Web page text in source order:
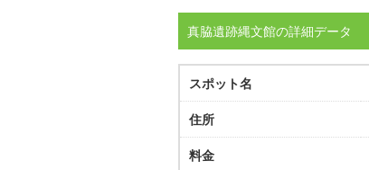
真脇遺跡縄文館の詳細データ
スポット名
住所
料金